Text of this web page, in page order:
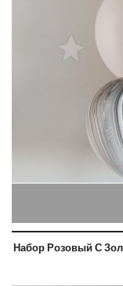
Набор Розовый С